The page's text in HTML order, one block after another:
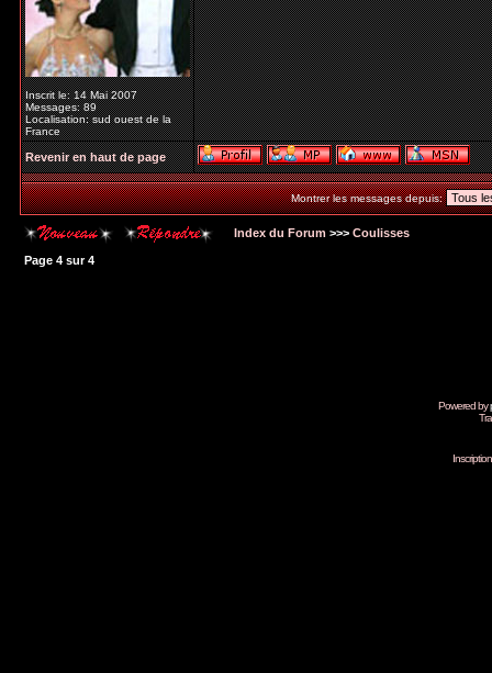
Inscrit le: 14 Mai 2007
Messages: 89
Localisation: sud ouest de la
France
Revenir en haut de page
Montrer les messages depuis:
Index du Forum >>> Coulisses
Page 4 sur4
Powered by